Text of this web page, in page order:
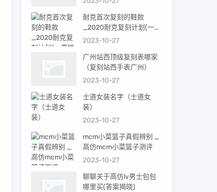
耐克首次复刻的鞋款
_2020耐克复刻计划(一周
推荐)
2023-10-27
广州站西顶级复刻表哪家
（复刻站西手表广州）
2023-10-27
士道女装名字（士道女
装）
2023-10-27
mcm小菜篮子真假辨别 _
高仿mcm小菜篮子测评
2023-10-27
聊聊关于高仿lv男士包包
哪里买(答案揭晓)